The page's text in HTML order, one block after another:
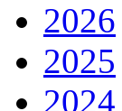
2026
2025
2024